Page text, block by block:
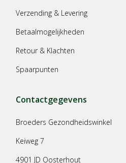
Verzending & Levering
Betaalmogelijkheden
Retour & Klachten
Spaarpunten
Contactgegevens
Broeders Gezondheidswinkel
Keiweg 7
4901 JD Oosterhout